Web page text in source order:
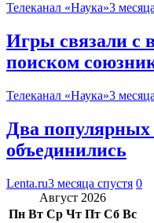
Телеканал «Наука»3
Игры связали с
поиском
Телеканал «Наука»3
Два популярных
объединились
Lenta.ru3 месяца спустя 0
Август 2026
Пн Вт Ср Чт Пт Сб Вс